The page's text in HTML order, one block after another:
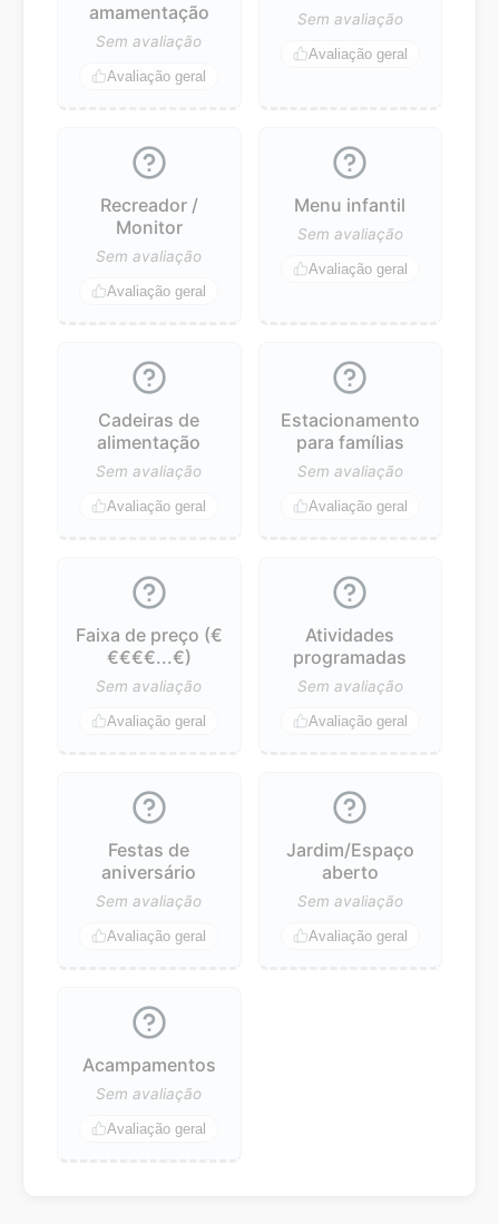
amamentação
Sem avaliação
Avaliação geral
Sem avaliação
Avaliação geral
Recreador /
Monitor
Sem avaliação
Avaliação geral
Menu infantil
Sem avaliação
Avaliação geral
Cadeiras de
alimentação
Sem avaliação
Avaliação geral
Estacionamento
para famílias
Sem avaliação
Avaliação geral
Faixa de preço (€
€€€€...€)
Sem avaliação
Avaliação geral
Atividades
programadas
Sem avaliação
Avaliação geral
Festas de
aniversário
Sem avaliação
Avaliação geral
Jardim/Espaço
aberto
Sem avaliação
Avaliação geral
Acampamentos
Sem avaliação
Avaliação geral